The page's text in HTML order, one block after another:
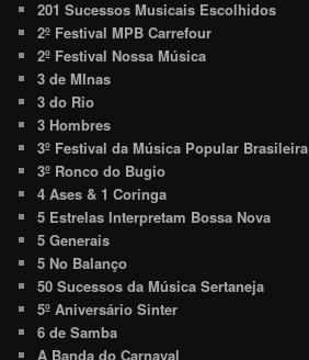
201 Sucessos Musicais Escolhidos
2º Festival MPB Carrefour
2º Festival Nossa Música
3 de MInas
3 do Rio
3 Hombres
3º Festival da Música Popular Brasileira
3º Ronco do Bugio
4 Ases & 1 Coringa
5 Estrelas Interpretam Bossa Nova
5 Generais
5 No Balanço
50 Sucessos da Música Sertaneja
5º Aniversário Sinter
6 de Samba
A Banda do Carnaval